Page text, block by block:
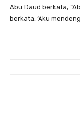
Abu Daud berkata,
berkata, ‘Aku